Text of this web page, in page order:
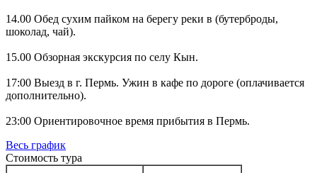
14.00 Обед сухим пайком на берегу реки в (бутерброды,
шоколад, чай).
15.00 Обзорная экскурсия по селу Кын.
17:00 Выезд в г. Пермь. Ужин в кафе по дороге (оплачивается
дополнительно).
23:00 Ориентировочное время прибытия в Пермь.
Весь график
Стоимость тура